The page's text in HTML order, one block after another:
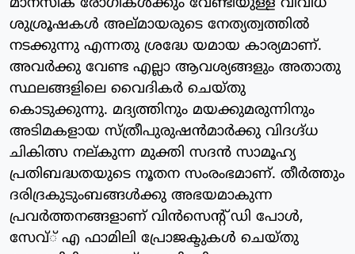
ശുശ്രൂഷകള്‍ അല്മായരുടെ നേത്യത്വത്തില്‍
നടക്കുന്നു എന്നതു ശ്രദ്ധേ യമായ കാര്യമാണ്.
അവര്‍ക്കു വേണ്ട എല്ലാ ആവശ്യങ്ങളും അതാതു
സ്ഥലങ്ങളിലെ വൈദികര്‍ ചെയ്തു
കൊടുക്കുന്നു. മദ്യത്തിനും മയക്കുമരുന്നിനും
അടിമകളായ സ്ത്രീപുരുഷന്‍മാര്‍ക്കു വിദഗ്ദ്ധ
ചികിത്സ നല്കുന്ന മുക്തി സദന്‍ സാമൂഹ്യ
പ്രതിബദ്ധതയുടെ നൂതന സംരംഭമാണ്. തീര്‍ത്തും
ദരിദ്രകുടുംബങ്ങള്‍ക്കു അഭയമാകുന്ന
പ്രവര്‍ത്തനങ്ങളാണ് വിന്‍സെന്റ് ഡി പോള്‍,
സേവ്് എ ഫാമിലി പ്രോജക്ടുകള്‍ ചെയ്തു